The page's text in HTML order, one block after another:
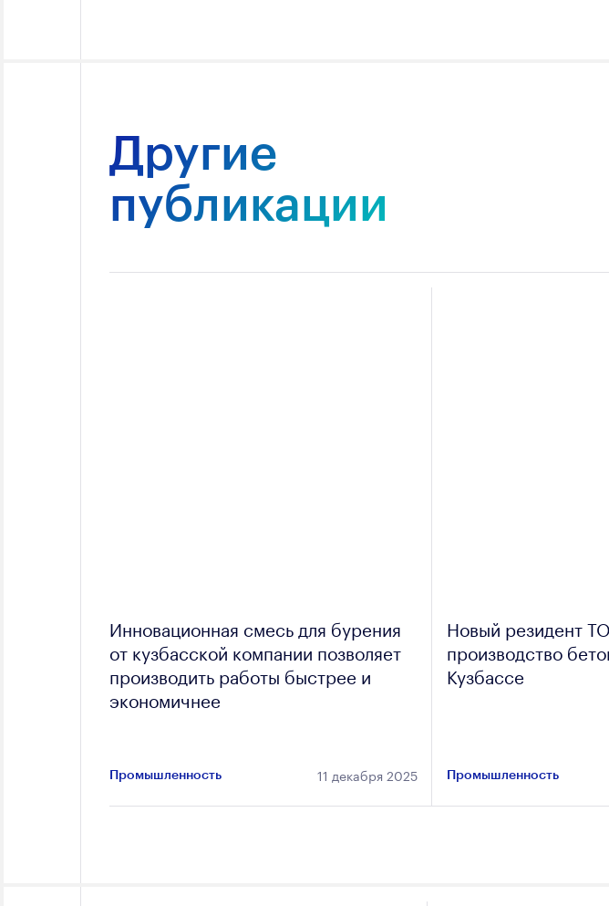
Другие
публикации
Инновационная смесь для бурения
от кузбасской компании позволяет
производить работы быстрее и
экономичнее
Промышленность 11 декабря 2025
Новый резидент
производство
Кузбассе
Промышленность